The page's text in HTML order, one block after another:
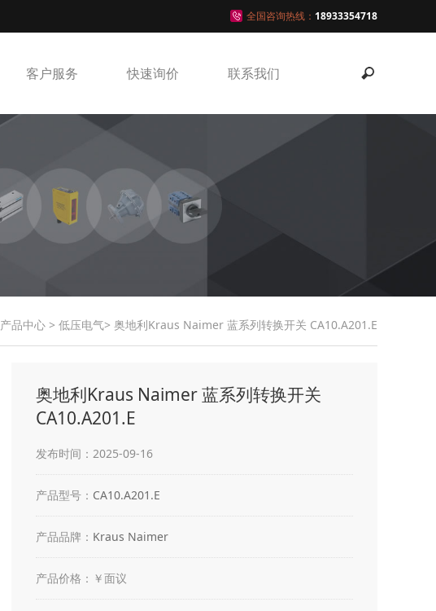
全国咨询热线： 18933354718
客户服务 快速询价 联系我们
产品中心 > 低压电气> 奥地利Kraus Naimer 蓝系列转换开关 CA10.A201.E
奥地利Kraus Naimer 蓝系列转换开关
CA10.A201.E
发布时间：2025-09-16
产品型号： CA10.A201.E
产品品牌： Kraus Naimer
产品价格：￥面议